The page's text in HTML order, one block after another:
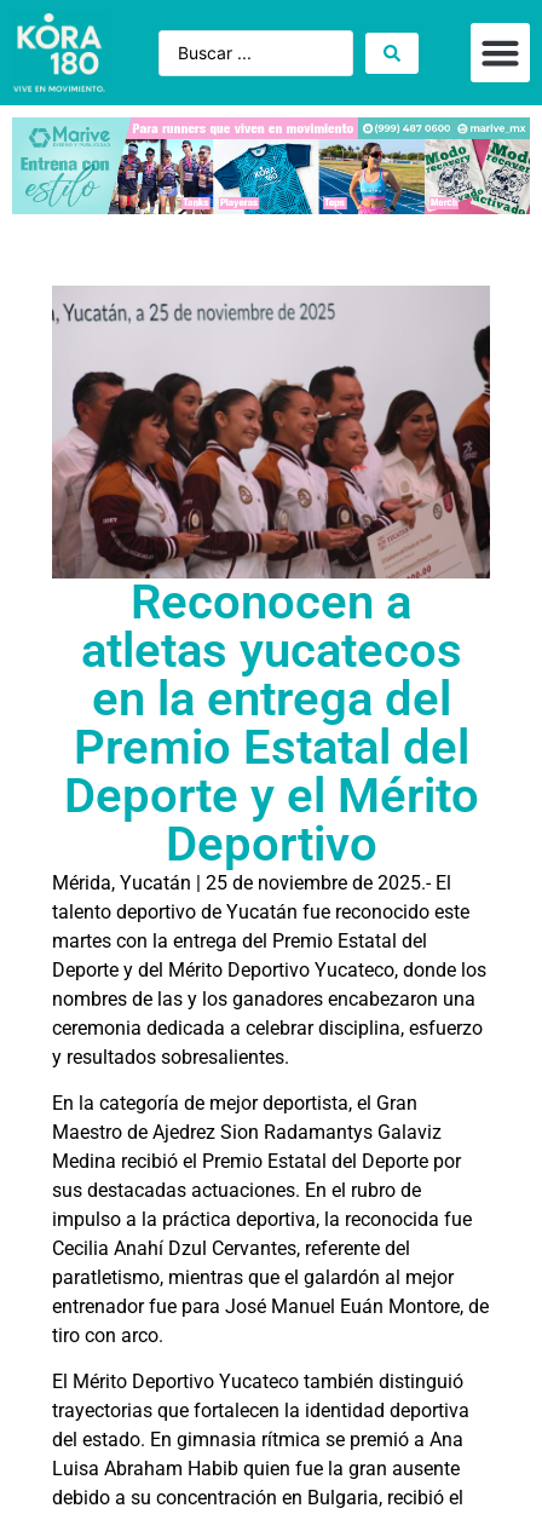
Reconocen a
atletas yucatecos
en la entrega del
Premio Estatal del
Deporte y el Mérito
Deportivo
Mérida, Yucatán | 25 de noviembre de 2025.- El
talento deportivo de Yucatán fue reconocido este
martes con la entrega del Premio Estatal del
Deporte y del Mérito Deportivo Yucateco, donde los
nombres de las y los ganadores encabezaron una
ceremonia dedicada a celebrar disciplina, esfuerzo
y resultados sobresalientes.
En la categoría de mejor deportista, el Gran
Maestro de Ajedrez Sion Radamantys Galaviz
Medina recibió el Premio Estatal del Deporte por
sus destacadas actuaciones. En el rubro de
impulso a la práctica deportiva, la reconocida fue
Cecilia Anahí Dzul Cervantes, referente del
paratletismo, mientras que el galardón al mejor
entrenador fue para José Manuel Euán Montore, de
tiro con arco.
El Mérito Deportivo Yucateco también distinguió
trayectorias que fortalecen la identidad deportiva
del estado. En gimnasia rítmica se premió a Ana
Luisa Abraham Habib quien fue la gran ausente
debido a su concentración en Bulgaria, recibió el